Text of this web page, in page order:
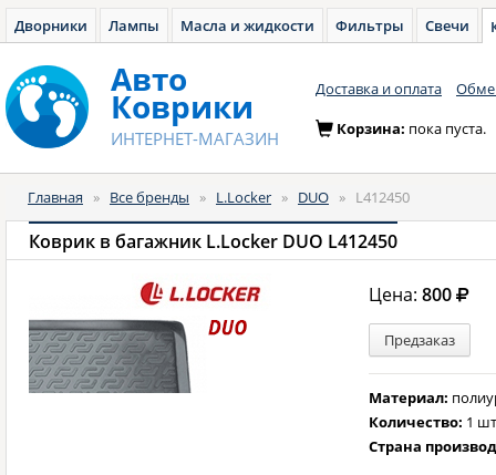
Дворники Лампы Масла и жидкости Фильтры Свечи
Авто
Коврики
ИНТЕРНЕТ-МАГАЗИН
Доставка и оплата
Корзина: пока пуста.
Главная » Все бренды » L.Locker » DUO » L412450
Коврик в багажник L.Locker DUO L412450
Цена:800
Предзаказ
Материал:
Количество: 1
Страна